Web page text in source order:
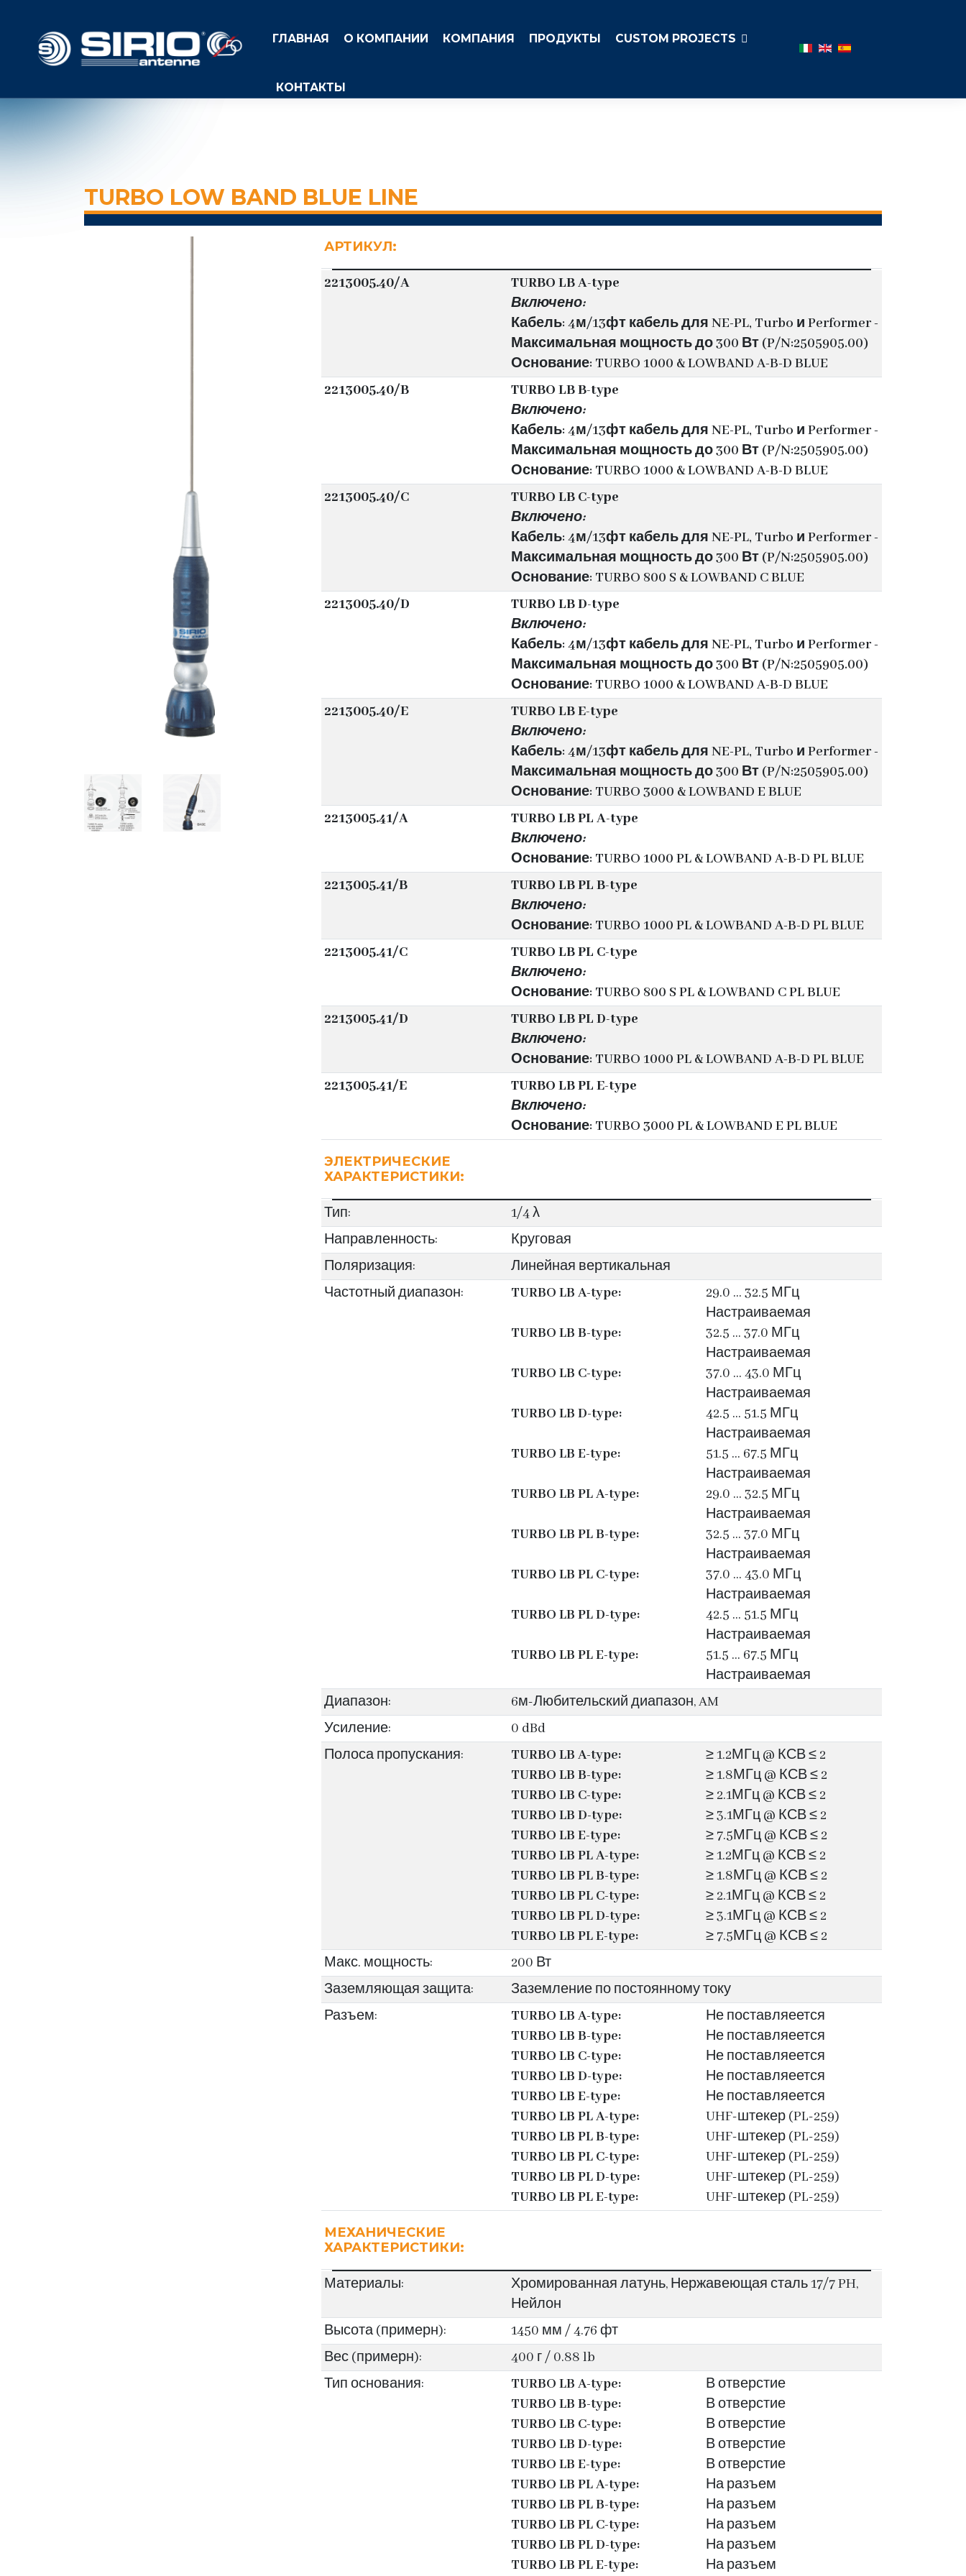
ГЛАВНАЯ О КОМПАНИИ КОМПАНИЯ ПРОДУКТЫ CUSTOM PROJECTS
КОНТАКТЫ
Выберите язык
TURBO LOW BAND BLUE LINE
АРТИКУЛ:
2213005.40/A
TURBO LB A-type
Включено:
Кабель: 4м/13фт кабель для NE-PL, Turbo и Performer -
Максимальная мощность до 300 Вт (P/N:2505905.00)
Основание: TURBO 1000 & LOWBAND A-B-D BLUE
2213005.40/B
TURBO LB B-type
Включено:
Кабель: 4м/13фт кабель для NE-PL, Turbo и Performer -
Максимальная мощность до 300 Вт (P/N:2505905.00)
Основание: TURBO 1000 & LOWBAND A-B-D BLUE
2213005.40/C
TURBO LB C-type
Включено:
Кабель: 4м/13фт кабель для NE-PL, Turbo и Performer -
Максимальная мощность до 300 Вт (P/N:2505905.00)
Основание: TURBO 800 S & LOWBAND C BLUE
2213005.40/D
TURBO LB D-type
Включено:
Кабель: 4м/13фт кабель для NE-PL, Turbo и Performer -
Максимальная мощность до 300 Вт (P/N:2505905.00)
Основание: TURBO 1000 & LOWBAND A-B-D BLUE
2213005.40/E
TURBO LB E-type
Включено:
Кабель: 4м/13фт кабель для NE-PL, Turbo и Performer -
Максимальная мощность до 300 Вт (P/N:2505905.00)
Основание: TURBO 3000 & LOWBAND E BLUE
2213005.41/A
TURBO LB PL A-type
Включено:
Основание: TURBO 1000 PL & LOWBAND A-B-D PL BLUE
2213005.41/B
TURBO LB PL B-type
Включено:
Основание: TURBO 1000 PL & LOWBAND A-B-D PL BLUE
2213005.41/C
TURBO LB PL C-type
Включено:
Основание: TURBO 800 S PL & LOWBAND C PL BLUE
2213005.41/D
TURBO LB PL D-type
Включено:
Основание: TURBO 1000 PL & LOWBAND A-B-D PL BLUE
2213005.41/E
TURBO LB PL E-type
Включено:
Основание: TURBO 3000 PL & LOWBAND E PL BLUE
ЭЛЕКТРИЧЕСКИЕ
ХАРАКТЕРИСТИКИ:
Тип:
1/4 λ
Направленность:
Круговая
Поляризация:
Линейная вертикальная
Частотный диапазон:
TURBO LB A-type:
29.0 … 32.5 МГц
Настраиваемая
TURBO LB B-type:
32.5 … 37.0 МГц
Настраиваемая
TURBO LB C-type:
37.0 … 43.0 МГц
Настраиваемая
TURBO LB D-type:
42.5 … 51.5 МГц
Настраиваемая
TURBO LB E-type:
51.5 … 67.5 МГц
Настраиваемая
TURBO LB PL A-type:
29.0 … 32.5 МГц
Настраиваемая
TURBO LB PL B-type:
32.5 … 37.0 МГц
Настраиваемая
TURBO LB PL C-type:
37.0 … 43.0 МГц
Настраиваемая
TURBO LB PL D-type:
42.5 … 51.5 МГц
Настраиваемая
TURBO LB PL E-type:
51.5 … 67.5 МГц
Настраиваемая
Диапазон:
6м-Любительский диапазон, AM
Усиление:
0 dBd
Полоса пропускания:
TURBO LB A-type:
≥ 1.2МГц @ КСВ ≤ 2
TURBO LB B-type:
≥ 1.8МГц @ КСВ ≤ 2
TURBO LB C-type:
≥ 2.1МГц @ КСВ ≤ 2
TURBO LB D-type:
≥ 3.1МГц @ КСВ ≤ 2
TURBO LB E-type:
≥ 7.5МГц @ КСВ ≤ 2
TURBO LB PL A-type:
≥ 1.2МГц @ КСВ ≤ 2
TURBO LB PL B-type:
≥ 1.8МГц @ КСВ ≤ 2
TURBO LB PL C-type:
≥ 2.1МГц @ КСВ ≤ 2
TURBO LB PL D-type:
≥ 3.1МГц @ КСВ ≤ 2
TURBO LB PL E-type:
≥ 7.5МГц @ КСВ ≤ 2
Макс. мощность:
200 Вт
Заземляющая защита:
Заземление по постоянному току
Разъем:
TURBO LB A-type:
Не поставляеется
TURBO LB B-type:
Не поставляеется
TURBO LB C-type:
Не поставляеется
TURBO LB D-type:
Не поставляеется
TURBO LB E-type:
Не поставляеется
TURBO LB PL A-type:
UHF-штекер (PL-259)
TURBO LB PL B-type:
UHF-штекер (PL-259)
TURBO LB PL C-type:
UHF-штекер (PL-259)
TURBO LB PL D-type:
UHF-штекер (PL-259)
TURBO LB PL E-type:
UHF-штекер (PL-259)
МЕХАНИЧЕСКИЕ
ХАРАКТЕРИСТИКИ:
Материалы:
Хромированная латунь, Нержавеющая сталь 17/7 PH,
Нейлон
Высота (примерн):
1450 мм / 4.76 фт
Вес (примерн):
400 г / 0.88 lb
Тип основания:
TURBO LB A-type:
В отверстие
TURBO LB B-type:
В отверстие
TURBO LB C-type:
В отверстие
TURBO LB D-type:
В отверстие
TURBO LB E-type:
В отверстие
TURBO LB PL A-type:
На разъем
TURBO LB PL B-type:
На разъем
TURBO LB PL C-type:
На разъем
TURBO LB PL D-type:
На разъем
TURBO LB PL E-type:
На разъем